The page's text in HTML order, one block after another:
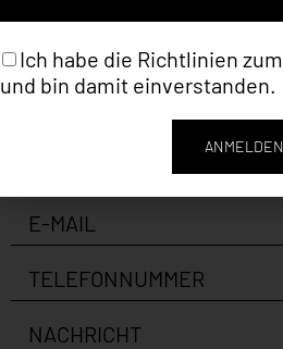
Ich habe die Richtlinien zum
und bin damit einverstanden.
ANMELDEN